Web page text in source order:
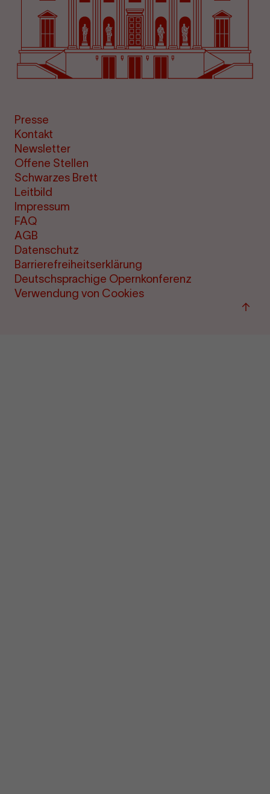
Presse
Kontakt
Newsletter
Offene Stellen
Schwarzes Brett
Leitbild
Impressum
FAQ
AGB
Datenschutz
Barrierefreiheitserklärung
Deutschsprachige Opernkonferenz
Verwendung von Cookies
Zu